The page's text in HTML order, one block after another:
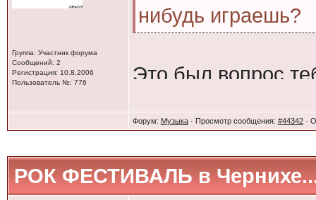
Группа: Участник форума
Сообщений: 2
Регистрация: 10.8.2006
Пользователь №: 776
нибудь играешь?
Это был вопрос
Форум: Музыка· Просмотр сообщения: #44342·
РОК ФЕСТИВАЛЬ в